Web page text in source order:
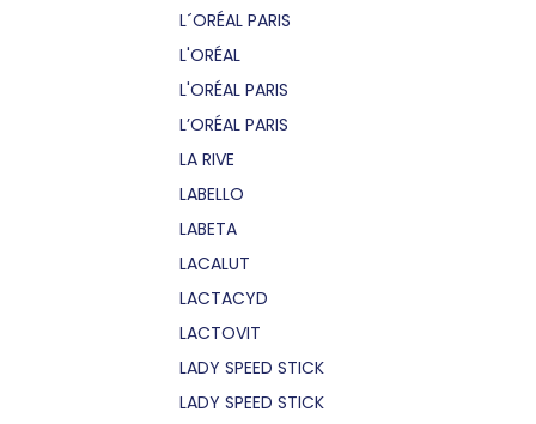
L´ORÉAL PARIS
L'ORÉAL
L'ORÉAL PARIS
L’ORÉAL PARIS
LA RIVE
LABELLO
LABETA
LACALUT
LACTACYD
LACTOVIT
LADY SPEED STICK
LADY SPEED STICK